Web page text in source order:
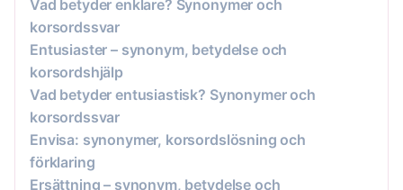
Vad betyder enklare? Synonymer och
korsordssvar
Entusiaster – synonym, betydelse och
korsordshjälp
Vad betyder entusiastisk? Synonymer och
korsordssvar
Envisa: synonymer, korsordslösning och
förklaring
Ersättning – synonym, betydelse och